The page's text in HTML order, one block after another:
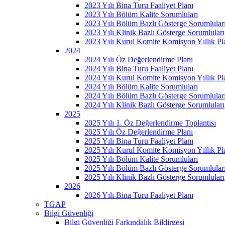
2023 Yılı Bina Turu Faaliyet Planı
2023 Yılı Bölüm Kalite Sorumluları
2023 Yılı Bölüm Bazlı Gösterge Sorumluları
2023 Yılı Klinik Bazlı Gösterge Sorumluları
2023 Yılı Kurul Komite Komisyon Yıllık
2024
2024 Yılı Öz Değerlendirme Planı
2024 Yılı Bina Turu Faaliyet Planı
2024 Yılı Kurul Komite Komisyon Yıllık
2024 Yılı Bölüm Kalite Sorumluları
2024 Yılı Bölüm Bazlı Gösterge Sorumluları
2024 Yılı Klinik Bazlı Gösterge Sorumluları
2025
2025 Yılı 1. Öz Değerlendirme Toplantısı
2025 Yılı Öz Değerlendirme Planı
2025 Yılı Bina Turu Faaliyet Planı
2025 Yılı Kurul Komite Komisyon Yıllık
2025 Yılı Bölüm Kalite Sorumluları
2025 Yılı Bölüm Bazlı Gösterge Sorumluları
2025 Yılı Klinik Bazlı Gösterge Sorumluları
2026
2026 Yılı Bina Turu Faaliyet Planı
TGAP
Bilgi Güvenliği
Bilgi Güvenliği Farkındalık Bildirgesi